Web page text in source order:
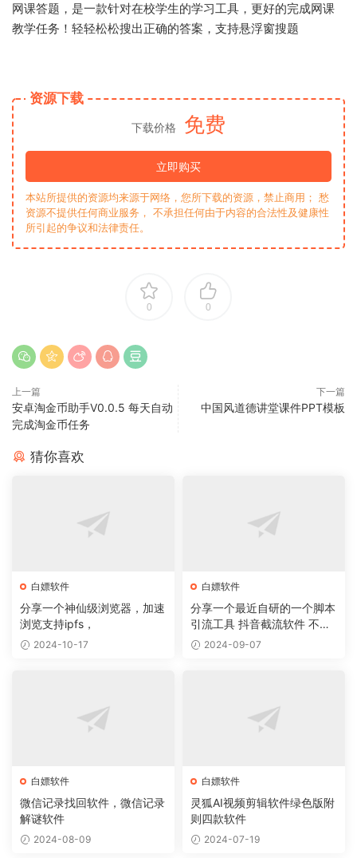
网课答题，是一款针对在校学生的学习工具，更好的完成网课
教学任务！轻轻松松搜出正确的答案，支持悬浮窗搜题
资源下载
下载价格 免费
立即购买
本站所提供的资源均来源于网络，您所下载的资源，禁止商用； 愁
资源不提供任何商业服务， 不承担任何由于内容的合法性及健康性
所引起的争议和法律责任。
0 0
上一篇
安卓淘金币助手V0.0.5 每天自动
完成淘金币任务
下一篇
中国风道德讲堂课件PPT模板
猜你喜欢
白嫖软件
分享一个神仙级浏览器，加速
浏览支持ipfs，
2024-10-17
白嫖软件
分享一个最近自研的一个脚本
引流工具 抖音截流软件 不封
号 无痕
2024-09-07
白嫖软件
微信记录找回软件，微信记录
解谜软件
2024-08-09
白嫖软件
灵狐AI视频剪辑软件绿色版附
则四款软件
2024-07-19